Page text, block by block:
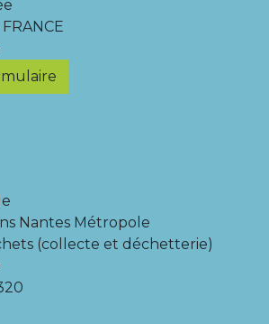
Nantes Métropole
(collecte et déchetterie)